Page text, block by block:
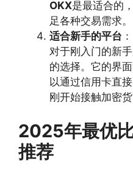
OKX是最适合的
足各种交易需求。
适合新手的平台 ：
对于刚入门的新手
的选择。它的界
以通过信用卡直
刚开始接触加密货
2025年最优
推荐